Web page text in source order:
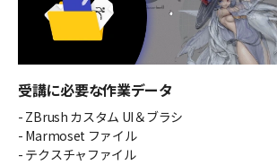
受講に必要な作業データ
- ZBrush カスタム UI＆ブラシ
- Marmoset ファイル
- テクスチャファイル